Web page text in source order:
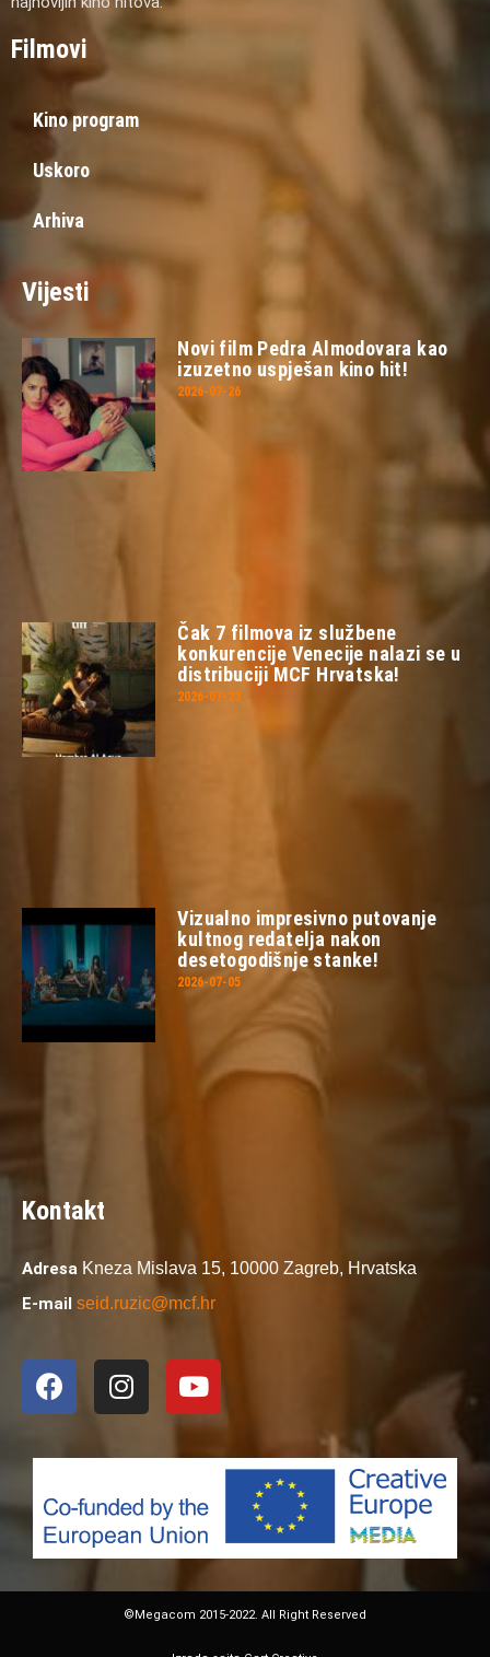
Filmovi
Kino program
Uskoro
Arhiva
Vijesti
Novi film Pedra Almodovara kao
izuzetno uspješan kino hit!
2026-07-26
Čak 7 filmova iz službene
konkurencije Venecije nalazi se u
distribuciji MCF Hrvatska!
2026-07-23
Vizualno impresivno putovanje
kultnog redatelja nakon
desetogodišnje stanke!
2026-07-05
Kontakt
Adresa Kneza Mislava 15, 10000 Zagreb, Hrvatska
E-mail seid.ruzic@mcf.hr
©Megacom 2015-2022. All Right Reserved